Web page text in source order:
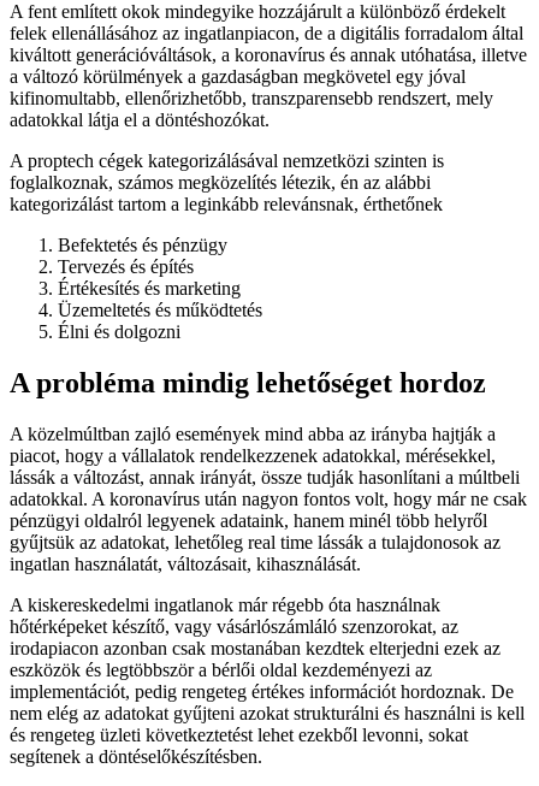
A fent említett okok mindegyike hozzájárult a különböző érdekelt
felek ellenállásához az ingatlanpiacon, de a digitális forradalom által
kiváltott generációváltások, a koronavírus és annak utóhatása, illetve
a változó körülmények a gazdaságban megkövetel egy jóval
kifinomultabb, ellenőrizhetőbb, transzparensebb rendszert, mely
adatokkal látja el a döntéshozókat.
A proptech cégek kategorizálásával nemzetközi szinten is
foglalkoznak, számos megközelítés létezik, én az alábbi
kategorizálást tartom a leginkább relevánsnak, érthetőnek
Befektetés és pénzügy
Tervezés és építés
Értékesítés és marketing
Üzemeltetés és működtetés
Élni és dolgozni
A probléma mindig lehetőséget hordoz
A közelmúltban zajló események mind abba az irányba hajtják a
piacot, hogy a vállalatok rendelkezzenek adatokkal, mérésekkel,
lássák a változást, annak irányát, össze tudják hasonlítani a múltbeli
adatokkal. A koronavírus után nagyon fontos volt, hogy már ne csak
pénzügyi oldalról legyenek adataink, hanem minél több helyről
gyűjtsük az adatokat, lehetőleg real time lássák a tulajdonosok az
ingatlan használatát, változásait, kihasználását.
A kiskereskedelmi ingatlanok már régebb óta használnak
hőtérképeket készítő, vagy vásárlószámláló szenzorokat, az
irodapiacon azonban csak mostanában kezdtek elterjedni ezek az
eszközök és legtöbbször a bérlői oldal kezdeményezi az
implementációt, pedig rengeteg értékes információt hordoznak. De
nem elég az adatokat gyűjteni azokat strukturálni és használni is kell
és rengeteg üzleti következtetést lehet ezekből levonni, sokat
segítenek a döntéselőkészítésben.